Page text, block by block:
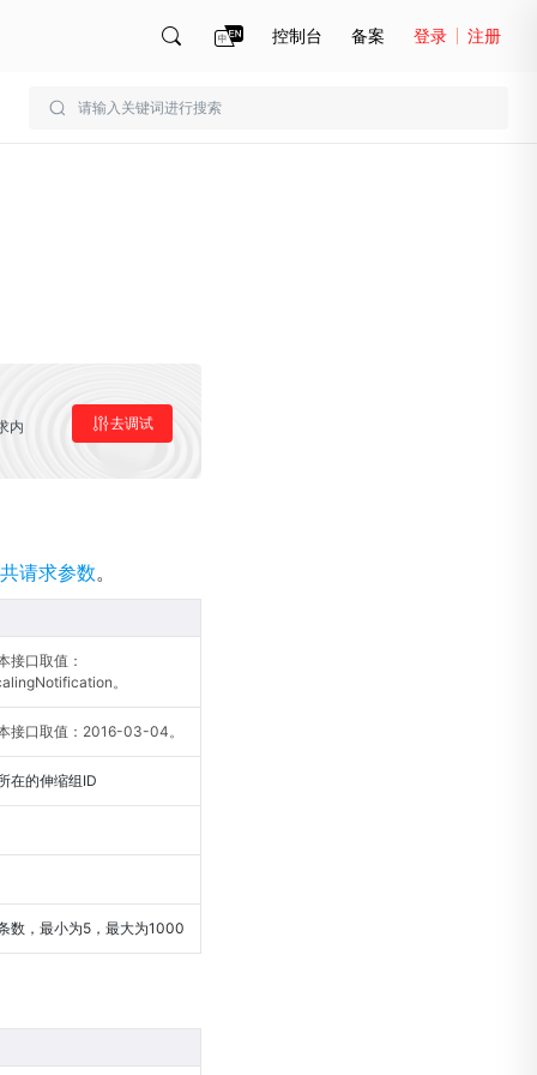
控制台 备案 登录 注册
内 去调试
请求参数。
接口取值：
。
接口取值：2016-03-04。
在的伸缩组ID
数，最小为5，最大为1000